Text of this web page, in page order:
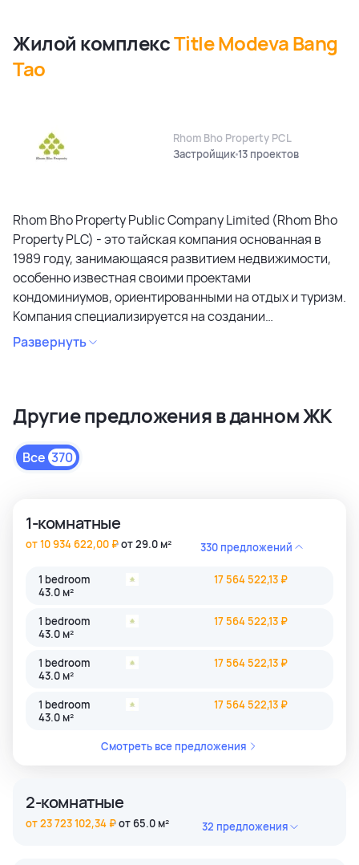
Жилой комплексTitle Modeva Bang
Tao
Rhom Bho Property PCL
Застройщик13 проектов
Rhom Bho Property Public Company Limited (Rhom Bho
Property PLC) - это тайская компания основанная в
1989 году, занимающаяся развитием недвижимости,
особенно известная своими проектами
кондоминиумов, ориентированными на отдых и туризм.
Компания специализируется на создании
кондоминиумов в привлекательных районах, уделяя
особое внимание дизайну, качеству строительства и
коммерческих объектах и жилой недвижимости
высокого качества в сегментах недвижимости
премиального и среднего класса. Среди районов
застройки как престижные комьюнити Бангкока, так и
Развернуть
Другие предложения в данном ЖК
Все 370
1-комнатные
от 29.0 м²
от 10 934 622,00 ₽ 330 предложений
1 bedroom
43.0 м²
17 564 522,13 ₽
1 bedroom
43.0 м²
17 564 522,13 ₽
1 bedroom
43.0 м²
17 564 522,13 ₽
1 bedroom
43.0 м²
17 564 522,13 ₽
Смотреть все предложения
2-комнатные
от 65.0 м²
от 23 723 102,34 ₽ 32 предложения